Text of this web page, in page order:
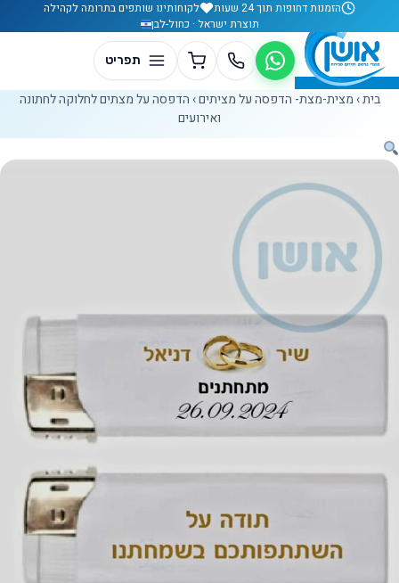
דלג לתוכןהזמנות דחופות תוך 24 שעות
לקוחותינו שותפים בתרומה לקהילה
תוצרת ישראל · כחול-לבן
בית› מצית-מצת- הדפסה על מציתים› הדפסה על מצתים לחלוקה לחתונה
ואירועים